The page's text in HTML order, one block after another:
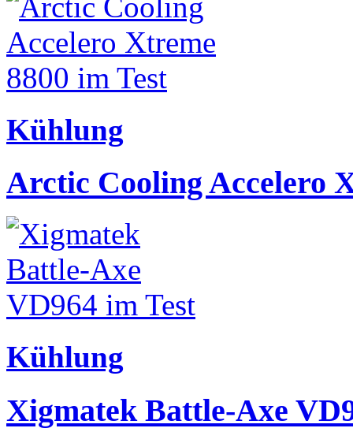
Kühlung
Arctic Cooling Accelero
Kühlung
Xigmatek Battle-Axe